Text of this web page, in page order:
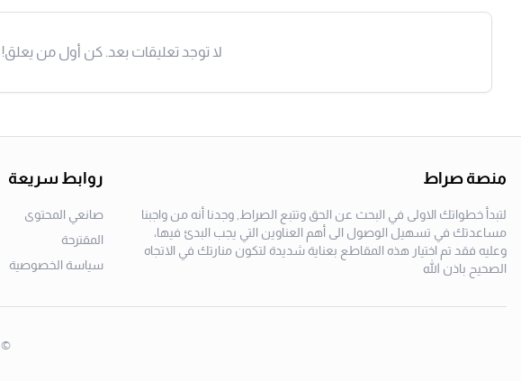
لا توجد تعليقات بعد. كن أول من يعلق!
منصة صراط
لتبدأ خطواتك الاولى في البحث عن الحق وتتبع الصراط, وجدنا أنه من واجبنا
مساعدتك في تسهيل الوصول الى أهم العناوين التي يجب البدئ فيها،
وعليه فقد تم اختيار هذه المقاطع بعناية شديدة لتكون منارتك في الاتجاه
الصحيح باذن الله
روابط سريعة
صانعي المحتوى
المقترحة
سياسة الخصوصية
©